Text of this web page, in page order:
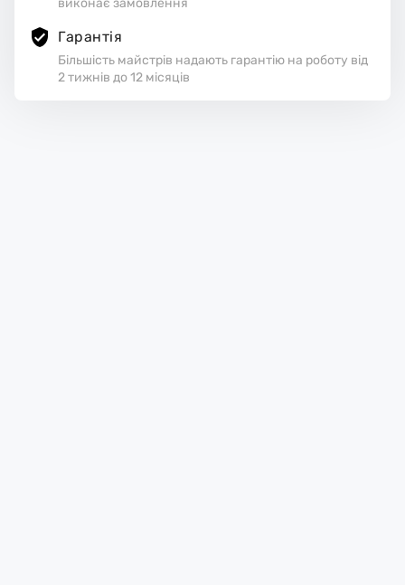
виконає замовлення
Гарантія
Більшість майстрів надають гарантію на роботу від
2 тижнів до 12 місяців